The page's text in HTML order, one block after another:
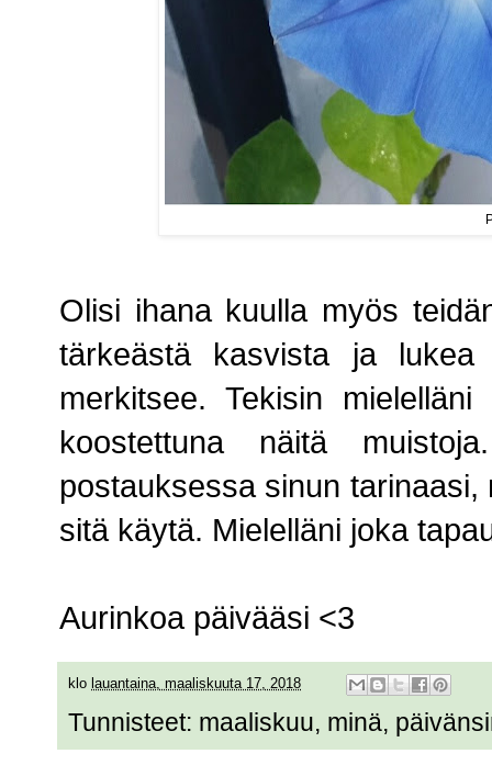
Olisi ihana kuulla myös
tärkeästä kasvista ja
merkitsee. Tekisin
koostettuna näitä
postauksessa sinun
sitä käytä. Mielelläni joka
Aurinkoa päivääsi <3
klo lauantaina, maaliskuuta 17, 2018
Tunnisteet: maaliskuu, minä,